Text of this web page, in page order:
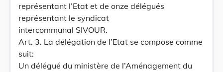
représentant l’Etat et de onze délégués
représentant le syndicat
intercommunal SIVOUR.
Art. 3. La délégation de l’Etat se compose comme
suit:
Un délégué du ministère de l’Aménagement du